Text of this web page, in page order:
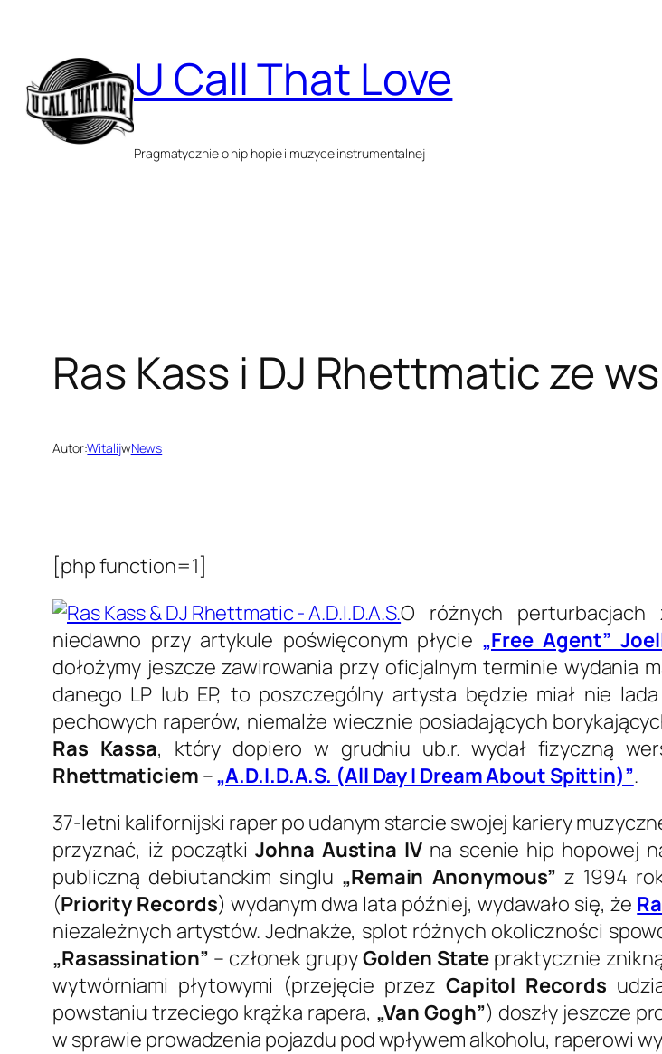
treści
U Call That Love
Pragmatycznie o hip hopie i muzyce instrumentalnej
Ras Kass i DJ Rhettmatic ze
Autor:WitalijwNews
[php function=1]
O różnych perturbacjach
niedawno przy artykule poświęconym płycie „Free Agent”
dołożymy jeszcze zawirowania przy oficjalnym terminie wydania
danego LP lub EP, to poszczególny artysta będzie miał nie
pechowych raperów, niemalże wiecznie posiadających
Ras Kassa, który dopiero w grudniu ub.r. wydał fizyczną
Rhettmaticiem –„A.D.I.D.A.S. (All Day I Dream About Spittin)”.
37-letni kalifornijski raper po udanym starcie swojej kariery
przyznać, iż początkiJohna Austina IVna scenie hip hopowej
publiczną debiutanckim singlu „Remain Anonymous” z 1994
(Priority Records) wydanym dwa lata później, wydawało się, że
niezależnych artystów. Jednakże, splot różnych okoliczności
„Rasassination” – członek grupyGolden State praktycznie
wytwórniami płytowymi (przejęcie przez Capitol Records
powstaniu trzeciego krążka rapera, „Van Gogh”) doszły jeszcze
w sprawie prowadzenia pojazdu pod wpływem alkoholu, raperowi